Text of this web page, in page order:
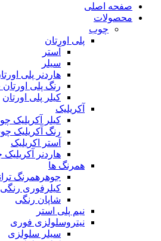
صفحه اصلی
محصولات
چوب
پلی اورتان
آستر
سیلر
هاردنر پلی
رنگ پلی
کیلر پلی اورتان
آکریلیک
کیلر آکریلیک
رنگ آکریلیک
آستر اکریلیک
هاردنر
همرنگ ها
جوهرهمرنگ
کیلرفوری رنگی
شاپان رنگی
نیم پلی استر
نیتروسلولزی فوری
سیلر سلولزی